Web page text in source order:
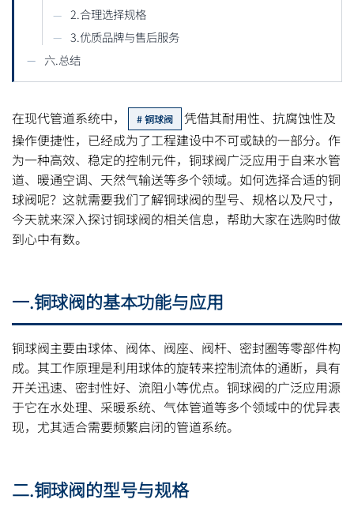
2.合理选择规格
3.优质品牌与售后服务
六.总结
在现代管道系统中， 铜球阀
凭借其耐用性、抗腐蚀性及
操作便捷性，已经成为了工程建设中不可或缺的一部分。作
为一种高效、稳定的控制元件，铜球阀广泛应用于自来水管
道、暖通空调、天然气输送等多个领域。如何选择合适的铜
球阀呢？这就需要我们了解铜球阀的型号、规格以及尺寸，
今天就来深入探讨铜球阀的相关信息，帮助大家在选购时做
到心中有数。
一.铜球阀的基本功能与应用
铜球阀主要由球体、阀体、阀座、阀杆、密封圈等零部件构
成。其工作原理是利用球体的旋转来控制流体的通断，具有
开关迅速、密封性好、流阻小等优点。铜球阀的广泛应用源
于它在水处理、采暖系统、气体管道等多个领域中的优异表
现，尤其适合需要频繁启闭的管道系统。
二.铜球阀的型号与规格